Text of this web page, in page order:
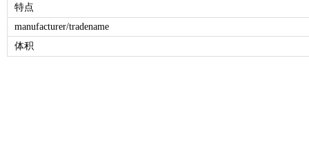
特点
manufacturer/tradename
体积